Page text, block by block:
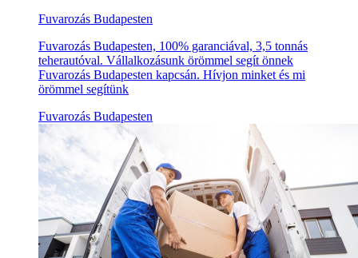
Fuvarozás Budapesten
Fuvarozás Budapesten, 100% garanciával, 3,5 tonnás
teherautóval. Vállalkozásunk örömmel segít önnek
Fuvarozás Budapesten kapcsán. Hívjon minket és mi
örömmel segítünk
Fuvarozás Budapesten